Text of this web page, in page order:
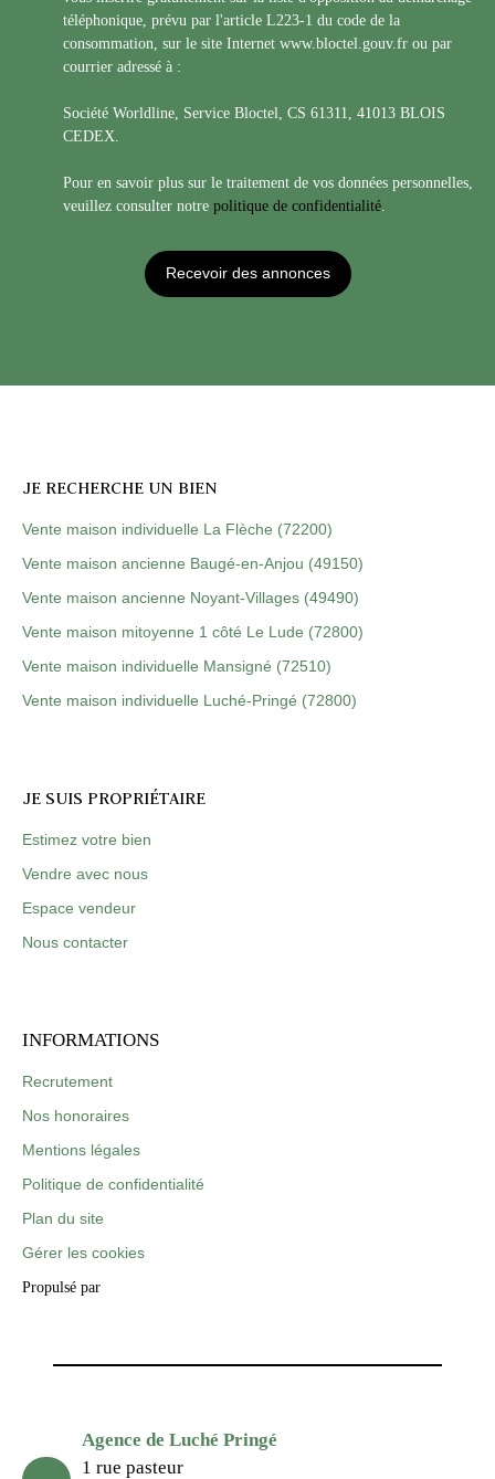
téléphonique, prévu par l'article L223-1 du code de la
consommation, sur le site Internet www.bloctel.gouv.fr ou par
courrier adressé à :
Société Worldline, Service Bloctel, CS 61311, 41013 BLOIS
CEDEX.
Pour en savoir plus sur le traitement de vos données personnelles,
veuillez consulter notre politique de confidentialité
Recevoir des annonces
JE RECHERCHE UN BIEN
Vente maison individuelle La Flèche (72200)
Vente maison ancienne Baugé-en-Anjou (49150)
Vente maison ancienne Noyant-Villages (49490)
Vente maison mitoyenne 1 côté Le Lude (72800)
Vente maison individuelle Mansigné (72510)
Vente maison individuelle Luché-Pringé (72800)
JE SUIS PROPRIÉTAIRE
Estimez votre bien
Vendre avec nous
Espace vendeur
Nous contacter
INFORMATIONS
Recrutement
Nos honoraires
Mentions légales
Politique de confidentialité
Plan du site
Gérer les cookies
Propulsé par
Agence de Luché Pringé
1 rue pasteur